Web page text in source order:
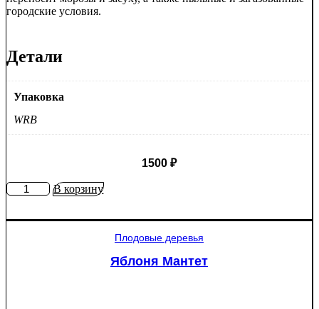
городские условия.
Детали
Упаковка
WRB
1500 ₽
КоличествоВ корзину
Плодовые деревья
Яблоня Мантет